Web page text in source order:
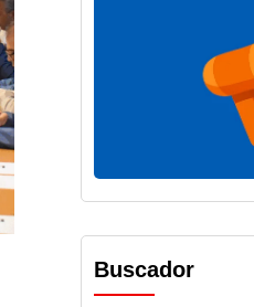
Buscador